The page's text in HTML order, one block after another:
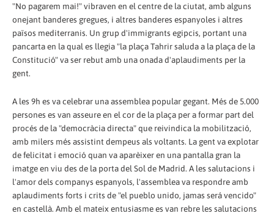
"No pagarem mai!" vibraven en el centre de la ciutat, amb alguns
onejant banderes gregues, i altres banderes espanyoles i altres
països mediterranis. Un grup d'immigrants egipcis, portant una
pancarta en la qual es llegia "la plaça Tahrir saluda a la plaça de la
Constitució" va ser rebut amb una onada d'aplaudiments per la
gent.
A les 9h es va celebrar una assemblea popular gegant. Més de 5.000
persones es van asseure en el cor de la plaça per a formar part del
procés de la "democràcia directa" que reivindica la mobilització,
amb milers més assistint dempeus als voltants. La gent va explotar
de felicitat i emoció quan va aparèixer en una pantalla gran la
imatge en viu des de la porta del Sol de Madrid. A les salutacions i
l'amor dels companys espanyols, l'assemblea va respondre amb
aplaudiments forts i crits de "el pueblo unido, jamas será vencido"
en castellà. Amb el mateix entusiasme es van rebre les salutacions